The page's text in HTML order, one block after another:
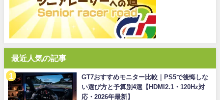
最近人気の記事
GT7おすすめモニター比較｜PS5で後悔しな
い選び方と予算別4選【HDMI2.1・120Hz対
応・2026年最新】